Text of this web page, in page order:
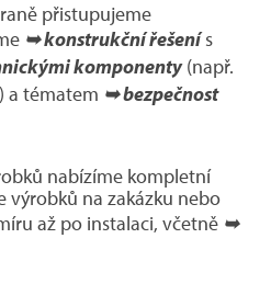
přistupujeme
➥ konstrukční řešenís
komponenty(např.
a tématem ➥ bezpečnost
nabízíme kompletní
výrobků na zakázku nebo
až po instalaci, včetně ➥